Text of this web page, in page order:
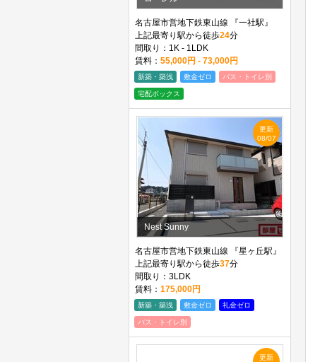
名古屋市営地下鉄東山線 『一社駅』
上記最寄り駅から徒歩24分
間取り：1K - 1LDK
賃料： 55,000円 - 73,000円
新築・築浅 敷金ゼロ バス・トイレ別
宅配ボックス
更新
08/07
Nest Sunny
名古屋市営地下鉄東山線 『星ヶ丘駅』
上記最寄り駅から徒歩37分
間取り：3LDK
賃料： 175,000円
新築・築浅 敷金ゼロ 礼金ゼロ
バス・トイレ別
更新